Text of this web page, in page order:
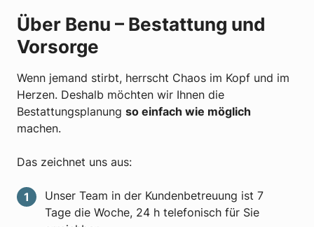
Über Benu – Bestattung und
Vorsorge
Wenn jemand stirbt, herrscht Chaos im Kopf und im
Herzen. Deshalb möchten wir Ihnen die
Bestattungsplanung so einfach wie möglich
machen.
Das zeichnet uns aus:
Unser Team in der Kundenbetreuung ist 7
Tage die Woche, 24 h telefonisch für Sie